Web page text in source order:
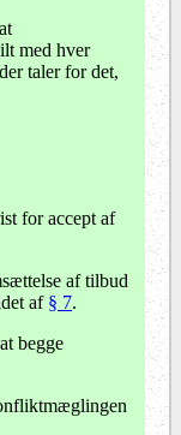
med hver
taler for det,
for accept af
af tilbud
af § 7.
begge